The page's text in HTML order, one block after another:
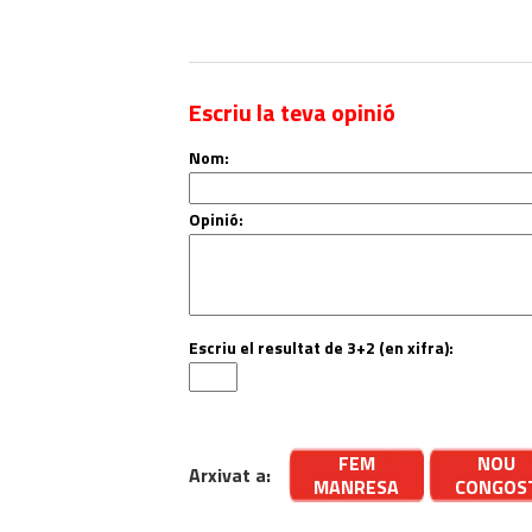
Escriu la teva opinió
Nom:
Opinió:
Escriu el resultat de 3+2 (en xifra):
Arxivat a:
FEM
MANRESA
NOU